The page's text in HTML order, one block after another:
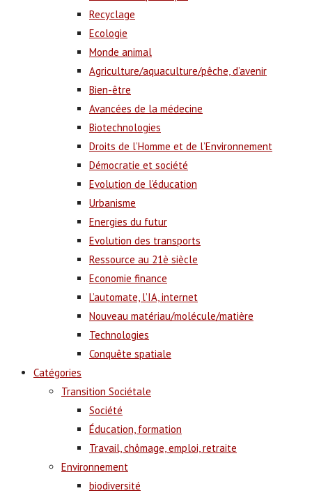
Recyclage
Ecologie
Monde animal
Agriculture/aquaculture/pêche, d’avenir
Bien-être
Avancées de la médecine
Biotechnologies
Droits de l’Homme et de l’Environnement
Démocratie et société
Evolution de l’éducation
Urbanisme
Energies du futur
Evolution des transports
Ressource au 21è siècle
Economie finance
L’automate, l’IA, internet
Nouveau matériau/molécule/matière
Technologies
Conquête spatiale
Catégories
Transition Sociétale
Société
Éducation, formation
Travail, chômage, emploi, retraite
Environnement
biodiversité